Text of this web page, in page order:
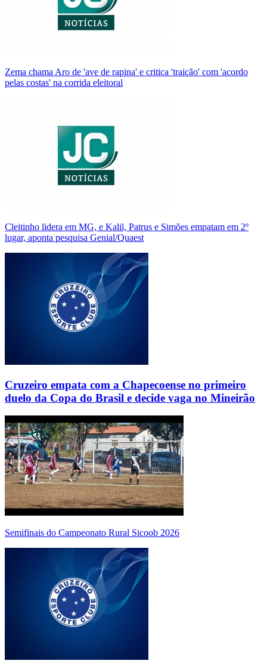
Zema chama Aro de 'ave de rapina' e critica 'traição' com 'acordo
pelas costas' na corrida eleitoral
Cleitinho lidera em MG, e Kalil, Patrus e Simões empatam em 2º
lugar, aponta pesquisa Genial/Quaest
Cruzeiro empata com a Chapecoense no primeiro
duelo da Copa do Brasil e decide vaga no Mineirão
Semifinais do Campeonato Rural Sicoob 2026